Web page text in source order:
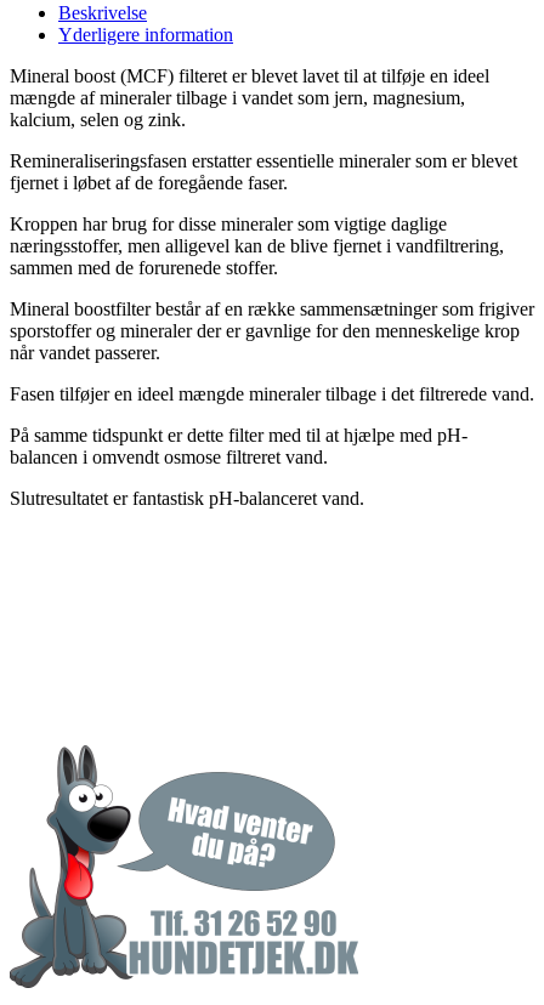
Beskrivelse
Yderligere information
Mineral boost (MCF) filteret er blevet lavet til at tilføje en ideel
mængde af mineraler tilbage i vandet som jern, magnesium,
kalcium, selen og zink.
Remineraliseringsfasen erstatter essentielle mineraler som er blevet
fjernet i løbet af de foregående faser.
Kroppen har brug for disse mineraler som vigtige daglige
næringsstoffer, men alligevel kan de blive fjernet i vandfiltrering,
sammen med de forurenede stoffer.
Mineral boostfilter består af en række sammensætninger som frigiver
sporstoffer og mineraler der er gavnlige for den menneskelige krop
når vandet passerer.
Fasen tilføjer en ideel mængde mineraler tilbage i det filtrerede vand.
På samme tidspunkt er dette filter med til at hjælpe med pH-
balancen i omvendt osmose filtreret vand.
Slutresultatet er fantastisk pH-balanceret vand.